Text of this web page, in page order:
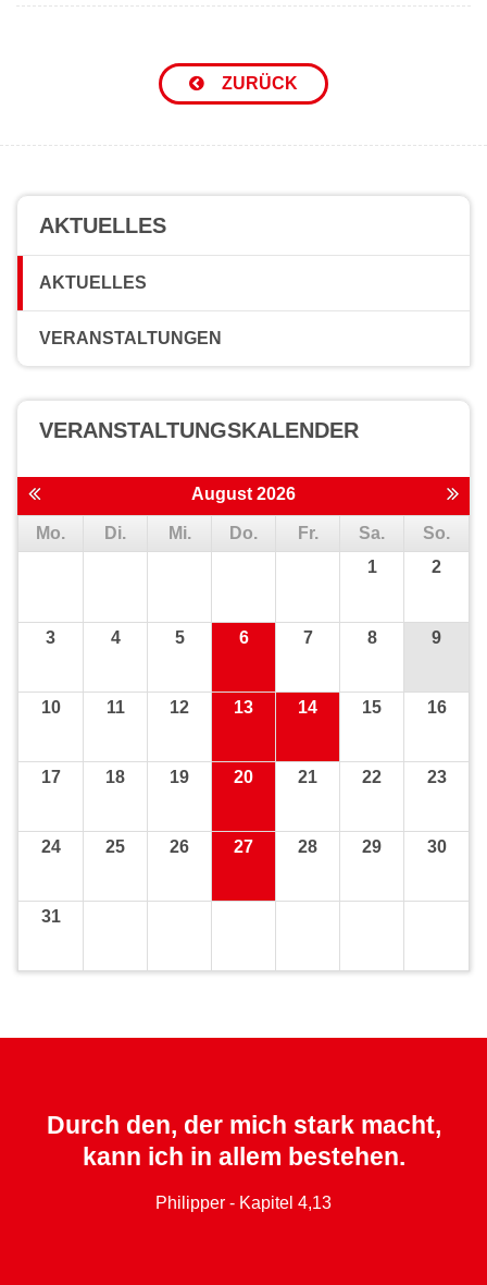
ZURÜCK
AKTUELLES
AKTUELLES
VERANSTALTUNGEN
VERANSTALTUNGS­KALENDER
August 2026
Mo. Di. Mi. Do. Fr. Sa.
So.
1
2
3 4 5 6 7 8 9
10 11 12 13 14 15 16
17 18 19 20 21 22 23
24 25 26 27 28 29 30
31
Durch den, der mich stark macht,
kann ich in allem bestehen.
Philipper - Kapitel 4,13